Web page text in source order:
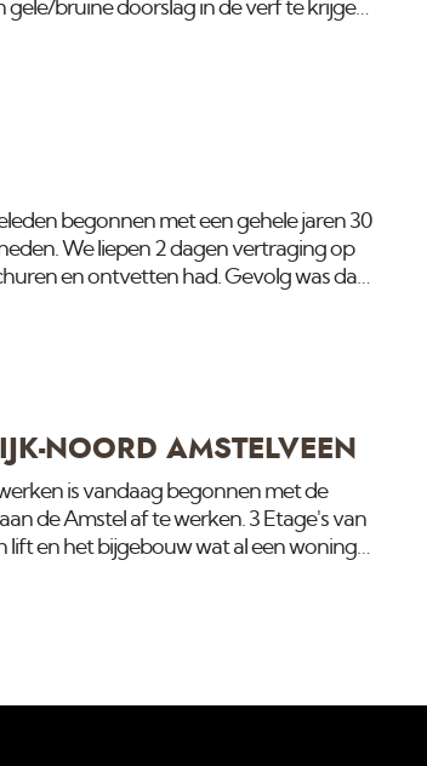
bruine doorslag in de verf te krijgen
begonnen met een gehele jaren 30
We liepen 2 dagen vertraging op
en ontvetten had. Gevolg was dat
NOORD AMSTELVEEN
is vandaag begonnen met de
de Amstel af te werken. 3 Etage's van
lift en het bijgebouw wat al een woning